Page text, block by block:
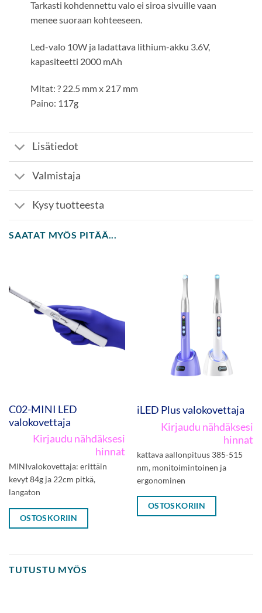
Tarkasti kohdennettu valo ei siroa sivuille vaan
menee suoraan kohteeseen.
Led-valo 10W ja ladattava lithium-akku 3.6V,
kapasiteetti 2000 mAh
Mitat: ? 22.5 mm x 217 mm
Paino: 117g
Lisätiedot
Valmistaja
Kysy tuotteesta
SAATAT MYÖS PITÄÄ...
C02-MINI LED
valokovettaja
Kirjaudu nähdäksesi
hinnat
MINIvalokovettaja: erittäin
kevyt 84g ja 22cm pitkä,
langaton
OSTOSKORIIN
iLED Plus valokovettaja
Kirjaudu nähdäksesi
hinnat
kattava aallonpituus 385-515
nm, monitoimintoinen ja
ergonominen
OSTOSKORIIN
TUTUSTU MYÖS